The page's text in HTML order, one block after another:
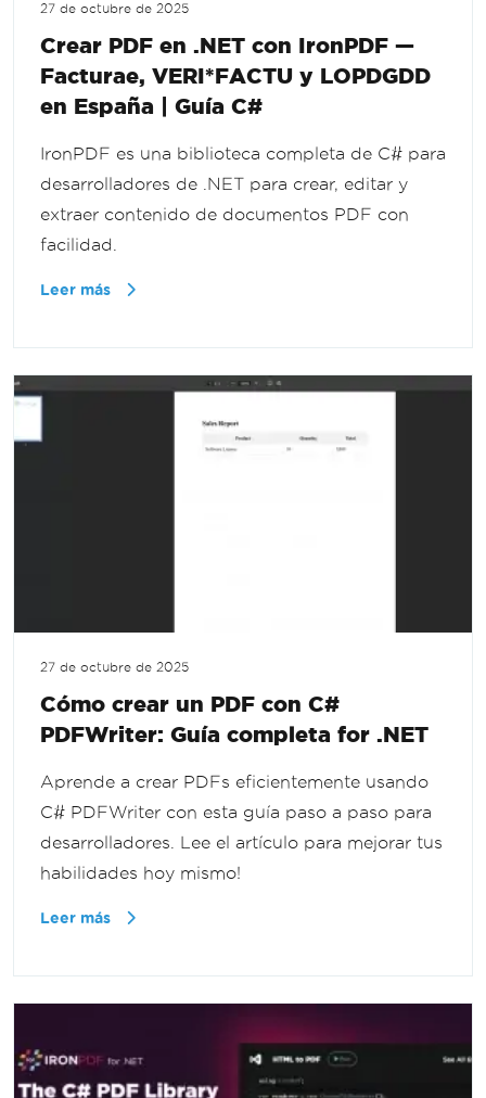
27 de octubre de 2025
Crear PDF en .NET con IronPDF —
Facturae, VERI*FACTU y LOPDGDD
en España | Guía C#
IronPDF es una biblioteca completa de C# para
desarrolladores de .NET para crear, editar y
extraer contenido de documentos PDF con
facilidad.
Leer más
27 de octubre de 2025
Cómo crear un PDF con C#
PDFWriter: Guía completa for .NET
Aprende a crear PDFs eficientemente usando
C# PDFWriter con esta guía paso a paso para
desarrolladores. Lee el artículo para mejorar tus
habilidades hoy mismo!
Leer más